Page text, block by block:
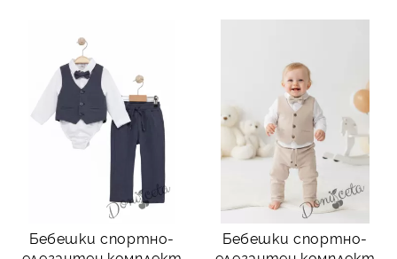
Бебешки спортно-
Бебешки спортно-